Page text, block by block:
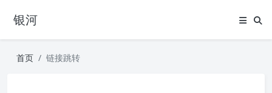
银河
首页 链接跳转